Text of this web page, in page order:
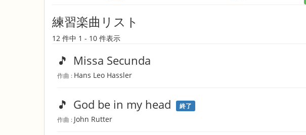
練習楽曲リスト
12 件中 1 - 10 件表示
🎵 Missa Secunda
作曲 : Hans Leo Hassler
🎵 God be in my head 終了
作曲 : John Rutter